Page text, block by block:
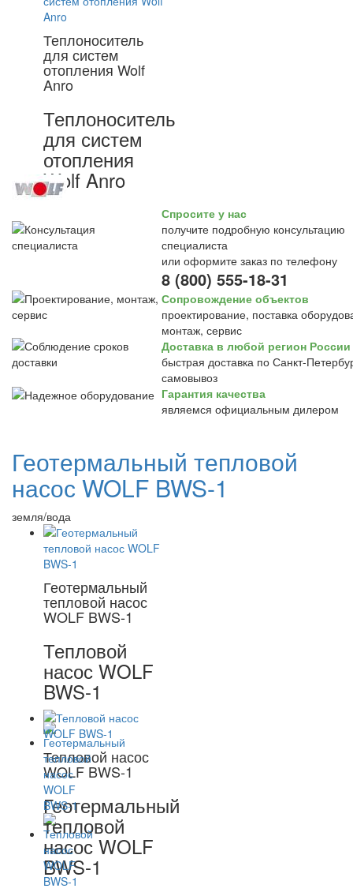
Теплоноситель
для систем
отопления Wolf
Anro
Теплоноситель
для систем
отопления
Wolf Anro
Спросите у нас
получите подробную консультацию
специалиста
или оформите заказ по телефону
8 (800) 555-18-31
Сопровождение объектов
проектирование, поставка
монтаж, сервис
Доставка в любой регион России
быстрая доставка по Санкт-
самовывоз
Гарантия качества
являемся официальным дилером
Геотермальный тепловой
насос WOLF BWS-1
земля/вода
Геотермальный
тепловой насос
WOLF BWS-1
Тепловой
насос WOLF
BWS-1
Тепловой насос
WOLF BWS-1
Геотермальный
тепловой
насос WOLF
BWS-1